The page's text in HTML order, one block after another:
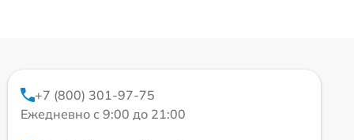
+7 (800) 301-97-75
Ежедневно с 9:00 до 21:00